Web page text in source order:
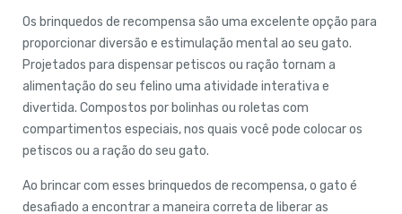
Os brinquedos de recompensa são uma excelente opção para
proporcionar diversão e estimulação mental ao seu gato.
Projetados para dispensar petiscos ou ração tornam a
alimentação do seu felino uma atividade interativa e
divertida. Compostos por bolinhas ou roletas com
compartimentos especiais, nos quais você pode colocar os
petiscos ou a ração do seu gato.
Ao brincar com esses brinquedos de recompensa, o gato é
desafiado a encontrar a maneira correta de liberar as